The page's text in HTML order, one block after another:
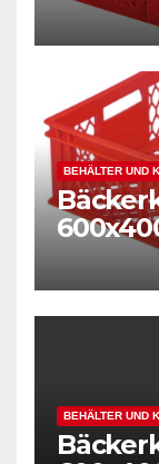
BEHÄLTER UND
und
BEHÄLTER UND